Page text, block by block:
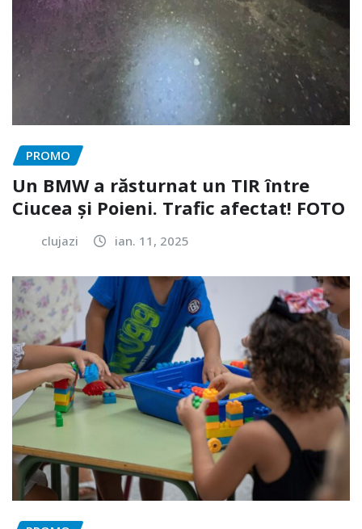
PROMO
Un BMW a răsturnat un TIR între
Ciucea și Poieni. Trafic afectat! FOTO
clujazi ian. 11, 2025